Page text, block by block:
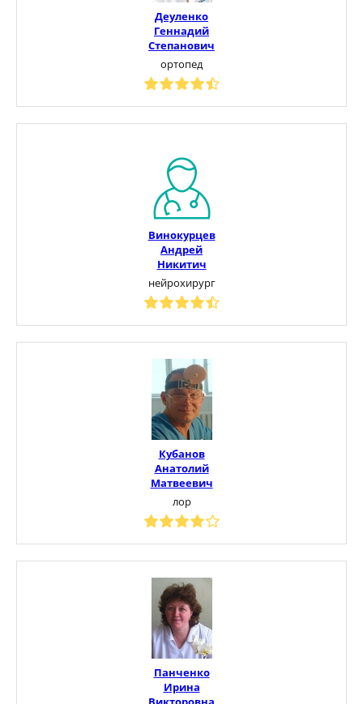
Деуленко
Геннадий
Степанович
ортопед
Винокурцев
Андрей
Никитич
нейрохирург
Кубанов
Анатолий
Матвеевич
лор
Панченко
Ирина